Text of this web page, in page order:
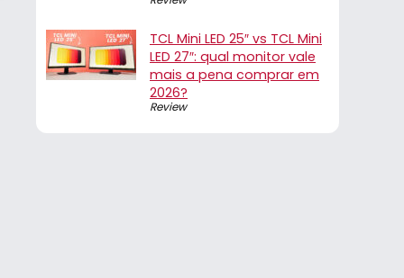
TCL Mini LED 25″ vs TCL Mini
LED 27″: qual monitor vale
mais a pena comprar em
2026?
Review